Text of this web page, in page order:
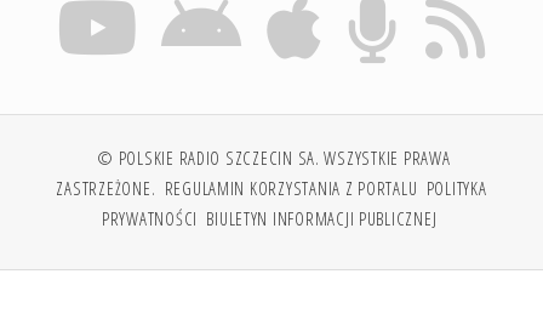
© POLSKIE RADIO SZCZECIN SA. WSZYSTKIE PRAWA
ZASTRZEŻONE. REGULAMIN KORZYSTANIA Z PORTALU POLITYKA
PRYWATNOŚCI BIULETYN INFORMACJI PUBLICZNEJ